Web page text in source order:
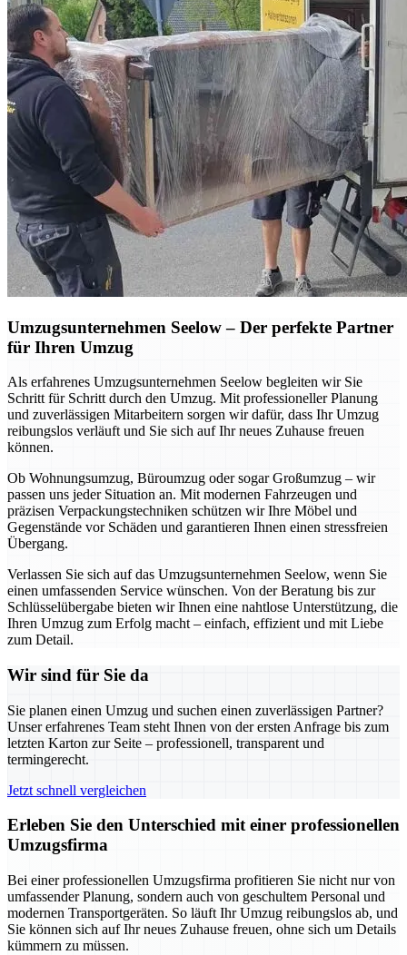
Umzugsunternehmen Seelow – Der perfekte Partner
für Ihren Umzug
Als erfahrenes Umzugsunternehmen Seelow begleiten wir Sie
Schritt für Schritt durch den Umzug. Mit professioneller Planung
und zuverlässigen Mitarbeitern sorgen wir dafür, dass Ihr Umzug
reibungslos verläuft und Sie sich auf Ihr neues Zuhause freuen
können.
Ob Wohnungsumzug, Büroumzug oder sogar Großumzug – wir
passen uns jeder Situation an. Mit modernen Fahrzeugen und
präzisen Verpackungstechniken schützen wir Ihre Möbel und
Gegenstände vor Schäden und garantieren Ihnen einen stressfreien
Übergang.
Verlassen Sie sich auf das Umzugsunternehmen Seelow, wenn Sie
einen umfassenden Service wünschen. Von der Beratung bis zur
Schlüsselübergabe bieten wir Ihnen eine nahtlose Unterstützung, die
Ihren Umzug zum Erfolg macht – einfach, effizient und mit Liebe
zum Detail.
Wir sind für Sie da
Sie planen einen Umzug und suchen einen zuverlässigen Partner?
Unser erfahrenes Team steht Ihnen von der ersten Anfrage bis zum
letzten Karton zur Seite – professionell, transparent und
termingerecht.
Jetzt schnell vergleichen
Erleben Sie den Unterschied mit einer professionellen
Umzugsfirma
Bei einer professionellen Umzugsfirma profitieren Sie nicht nur von
umfassender Planung, sondern auch von geschultem Personal und
modernen Transportgeräten. So läuft Ihr Umzug reibungslos ab, und
Sie können sich auf Ihr neues Zuhause freuen, ohne sich um Details
kümmern zu müssen.